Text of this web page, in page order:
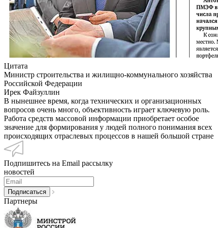
Цитата
Министр строительства и жилищно-коммунального хозяйства
Российской Федерации
Ирек Файзуллин
В нынешнее время, когда технических и организационных
вопросов очень много, объективность играет ключевую роль.
Работа средств массовой информации приобретает особое
значение для формирования у людей полного понимания всех
происходящих отраслевых процессов в нашей большой стране
Подпишитесь на Email рассылку
новостей
Партнеры